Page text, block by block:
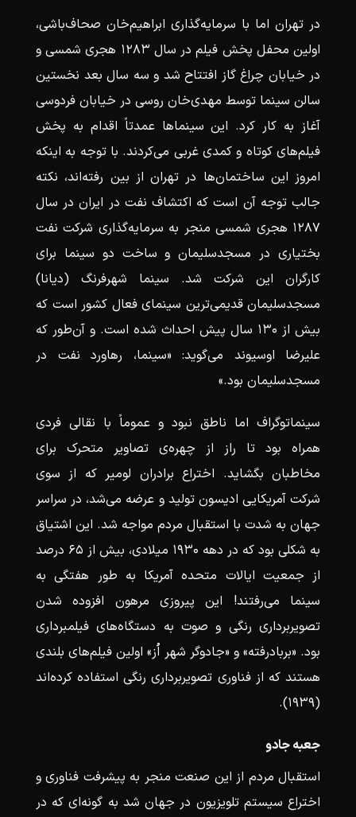
در تهران اما با سرمایه‌گذاری ابراهیم‌خان صحاف‌باشی،
اولین محفل پخش فیلم در سال ۱۲۸۳ هجری شمسی و
در خیابان چراغ گاز افتتاح شد و سه سال بعد نخستین
سالن سینما توسط مهدی‌خان روسی در خیابان فردوسی
آغاز به کار کرد. این سینماها عمدتاً اقدام به پخش
فیلم‌های کوتاه و کمدی غربی می‌کردند. با توجه به اینکه
امروز این ساختمان‌ها در تهران از بین رفته‌اند، نکته
جالب توجه آن است که اکتشاف نفت در ایران در سال
۱۲۸۷ هجری شمسی منجر به سرمایه‌گذاری شرکت نفت
بختیاری در مسجدسلیمان و ساخت دو سینما برای
کارگران این شرکت شد. سینما شهرفرنگ (دیانا)
مسجدسلیمان قدیمی‌ترین سینمای فعال کشور است که
بیش از ۱۳۰ سال پیش احداث شده است. و آن‌طور که
علیرضا اوسیوند می‌گوید: «سینما، رهاورد نفت در
مسجدسلیمان بود.»
سینماتوگراف اما ناطق نبود و عموماً با نقالی فردی
همراه بود تا راز از چهره‌ی تصاویر متحرک برای
مخاطبان بگشاید. اختراع برادران لومیر که از سوی
شرکت آمریکایی ادیسون تولید و عرضه می‌شد، در سراسر
جهان به شدت با استقبال مردم مواجه شد. این اشتیاق
به شکلی بود که در دهه ۱۹۳۰ میلادی، بیش از ۶۵ درصد
از جمعیت ایالات متحده آمریکا به طور هفتگی به
سینما می‌رفتند! این پیروزی مرهون افزوده شدن
تصویربرداری رنگی و صوت به دستگاه‌های فیلمبرداری
بود. «بربادرفته» و «جادوگر شهر اُز» اولین فیلم‌های بلندی
هستند که از فناوری تصویربرداری رنگی استفاده کرده‌اند
(۱۹۳۹).
جعبه جادو
استقبال مردم از این صنعت منجر به پیشرفت فناوری و
اختراع سیستم تلویزیون در جهان شد به گونه‌ای که در